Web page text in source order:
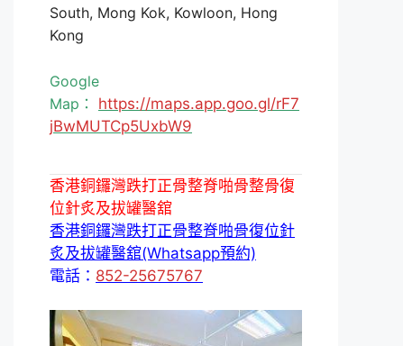
South, Mong Kok, Kowloon, Hong
Kong
Google
Map： https://maps.app.goo.gl/rF7
jBwMUTCp5UxbW9
香港銅鑼灣跌打正骨整脊啪骨整骨復
位針炙及拔罐醫舘
香港銅鑼灣跌打正骨整脊啪骨復位針
炙及拔罐醫舘(Whatsapp預約)
電話： 852-25675767